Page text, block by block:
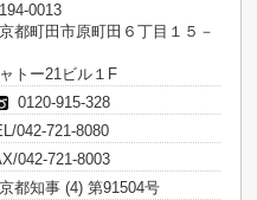
0013
都町田市原町田６丁目１５－
トー21ビル１F
0120-915-328
042-721-8080
042-721-8003
都知事 (4) 第91504号